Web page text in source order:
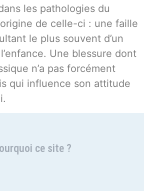
les pathologies du
de celle-ci : une faille
le plus souvent d’un
Une blessure dont
n’a pas forcément
qui influence son attitude
ce site ?